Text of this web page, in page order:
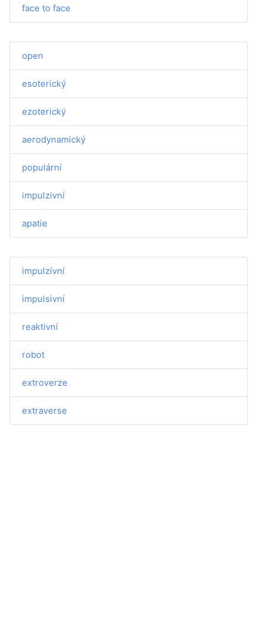
face to face
open
esoterický
ezoterický
aerodynamický
populární
impulzivní
apatie
impulzívní
impulsivní
reaktivní
robot
extroverze
extraverse